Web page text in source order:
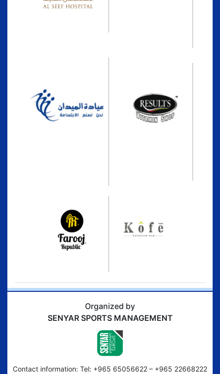
Organized by
SENYAR SPORTS MANAGEMENT
Contact information: Tel: +965 65056622 – +965 22668222